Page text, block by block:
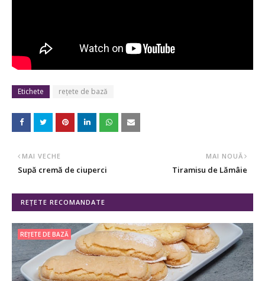
Etichete rețete de bază
MAI NOUĂ
Tiramisu de Lămâie
MAI VECHE
Supă cremă de ciuperci
REȚETE RECOMANDATE
REȚETE DE BAZĂ